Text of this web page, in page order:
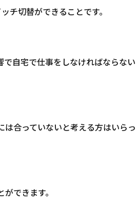
チ切替ができることです。
自宅で仕事をしなければならない
合っていないと考える方はいらっ
できます。